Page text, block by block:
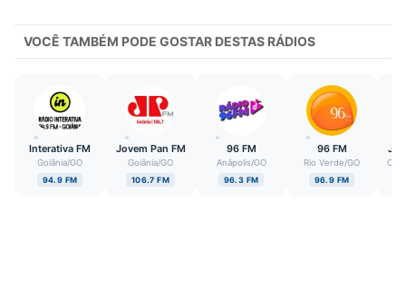
VOCÊ TAMBÉM PODE GOSTAR DESTAS RÁDIOS
Interativa FM
Goiânia/GO
94.9 FM
Jovem Pan FM
Goiânia/GO
106.7 FM
96 FM
Anápolis/GO
96.3 FM
96 FM
Rio Verde/GO
96.9 FM